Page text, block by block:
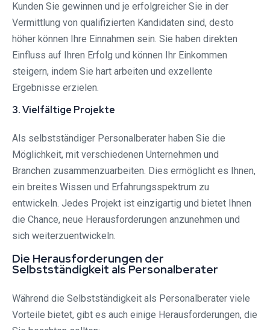
Kunden Sie gewinnen und je erfolgreicher Sie in der
Vermittlung von qualifizierten Kandidaten sind, desto
höher können Ihre Einnahmen sein. Sie haben direkten
Einfluss auf Ihren Erfolg und können Ihr Einkommen
steigern, indem Sie hart arbeiten und exzellente
Ergebnisse erzielen.
3. Vielfältige Projekte
Als selbstständiger Personalberater haben Sie die
Möglichkeit, mit verschiedenen Unternehmen und
Branchen zusammenzuarbeiten. Dies ermöglicht es Ihnen,
ein breites Wissen und Erfahrungsspektrum zu
entwickeln. Jedes Projekt ist einzigartig und bietet Ihnen
die Chance, neue Herausforderungen anzunehmen und
sich weiterzuentwickeln.
Die Herausforderungen der
Selbstständigkeit als Personalberater
Während die Selbstständigkeit als Personalberater viele
Vorteile bietet, gibt es auch einige Herausforderungen, die